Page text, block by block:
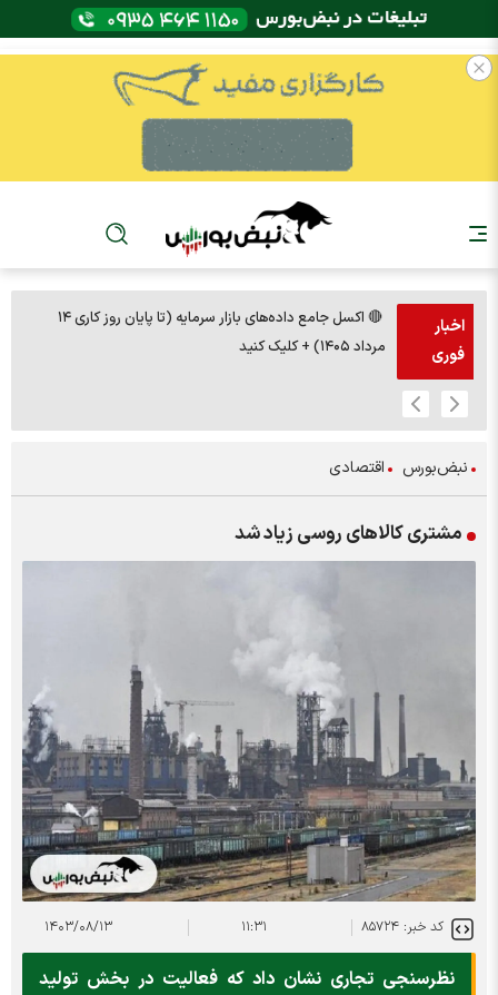
اخبار
فوری
🔴 اکسل جامع داده‌های بازار سرمایه (تا پایان روز کاری ۱۴
مرداد ۱۴۰۵) + کلیک کنید
نبض‌بورس اقتصادی
مشتری کالا‌های روسی زیاد شد
کد خبر: ۸۵۷۲۴ ۱۱:۳۱ ۱۴۰۳/۰۸/۱۳
نظرسنجی تجاری نشان داد که فعالیت در بخش تولید